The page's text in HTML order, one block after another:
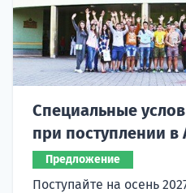
Специальные
при поступлении
Предложение
Поступайте на осень